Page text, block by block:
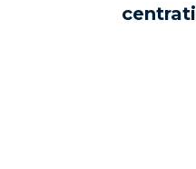
centrati